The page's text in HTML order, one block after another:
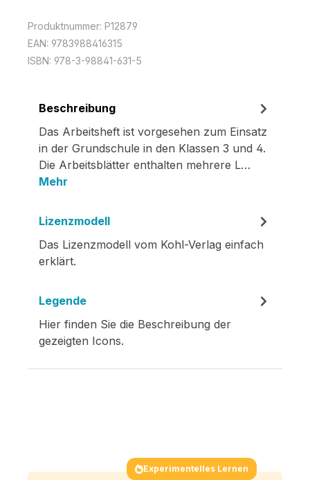
Produktnummer: P12879
EAN: 9783988416315
ISBN: 978-3-98841-631-5
Beschreibung
Das Arbeitsheft ist vorgesehen zum Einsatz
in der Grundschule in den Klassen 3 und 4.
Die Arbeitsblätter enthalten mehrere L…
Mehr
Lizenzmodell
Das Lizenzmodell vom Kohl-Verlag einfach
erklärt.
Legende
Hier finden Sie die Beschreibung der
gezeigten Icons.
Experimentelles Lernen